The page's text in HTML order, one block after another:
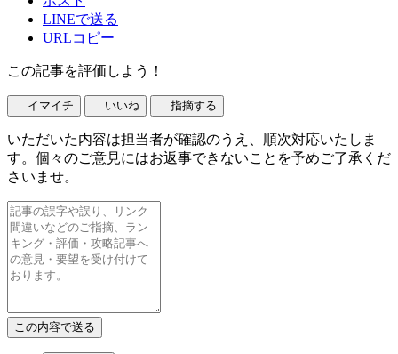
LINEで送る
URLコピー
この記事を評価しよう！
イマイチ いいね 指摘する
いただいた内容は担当者が確認のうえ、順次対応いたしま
す。個々のご意見にはお返事できないことを予めご了承くだ
さいませ。